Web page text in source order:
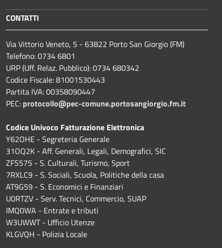
CONTATTI
Via Vittorio Veneto, 5 - 63822 Porto San Giorgio (FM)
Telefono: 0734 6801
URP (Uff. Relaz. Pubblico): 0734 680342
Codice Fiscale: 81001530443
Partita IVA: 00358090447
PEC: protocollo@pec-comune.portosangiorgio.fm.it
Codice Univoco Fatturazione Elettronica
Y62OHE - Segreteria Generale
31OQ2K - Aff. Generali, Legali, Demografici, SIC
ZFS575 - S. Culturali, Turismo, Sport
7RXLC9 - S. Sociali, Scuola, Politiche della casa
AT9G59 - S. Economici e Finanziari
U0RTZV - Serv. Tecnici, Commercio, SUAP
IMQ0WA - Entrate e tributi
W3UWWT - Ufficio Utenze
KLGVQH - Polizia Locale